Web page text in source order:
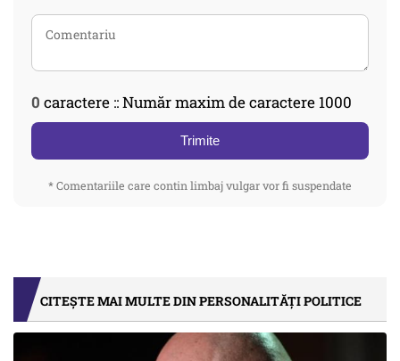
0 caractere :: Număr maxim de caractere 1000
Trimite
* Comentariile care contin limbaj vulgar vor fi suspendate
CITEȘTE MAI MULTE DIN PERSONALITĂȚI POLITICE